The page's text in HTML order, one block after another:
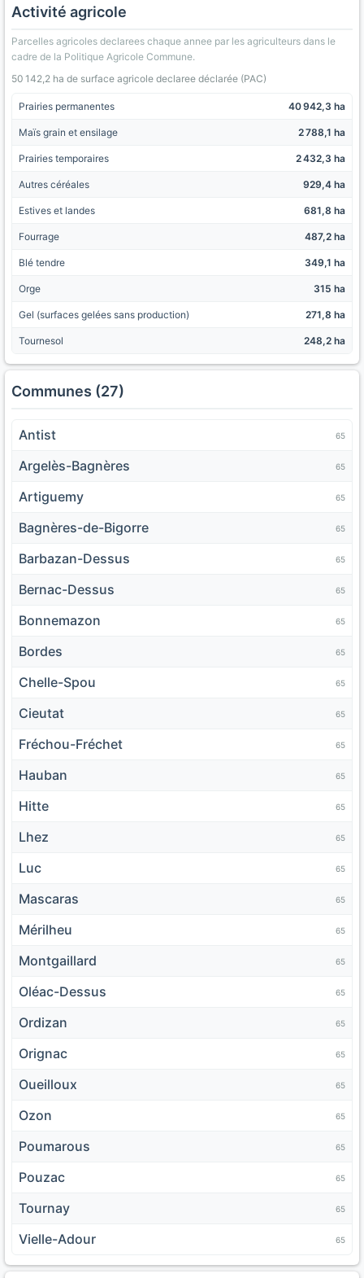
Activité agricole
Parcelles agricoles declarees chaque annee par les agriculteurs dans le
cadre de la Politique Agricole Commune.
50 142,2 ha de surface agricole declaree déclarée (PAC)
Prairies permanentes 40 942,3 ha
Maïs grain et ensilage 2 788,1 ha
Prairies temporaires 2 432,3 ha
Autres céréales 929,4 ha
Estives et landes 681,8 ha
Fourrage 487,2 ha
Blé tendre 349,1 ha
Orge 315 ha
Gel (surfaces gelées sans production) 271,8 ha
Tournesol 248,2 ha
Communes (27)
Antist 65
Argelès-Bagnères 65
Artiguemy 65
Bagnères-de-Bigorre 65
Barbazan-Dessus 65
Bernac-Dessus 65
Bonnemazon 65
Bordes 65
Chelle-Spou 65
Cieutat 65
Fréchou-Fréchet 65
Hauban 65
Hitte 65
Lhez 65
Luc 65
Mascaras 65
Mérilheu 65
Montgaillard 65
Oléac-Dessus 65
Ordizan 65
Orignac 65
Oueilloux 65
Ozon 65
Poumarous 65
Pouzac 65
Tournay 65
Vielle-Adour 65